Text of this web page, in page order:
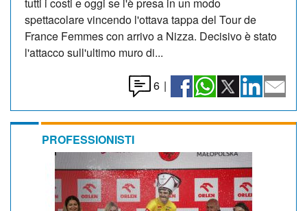
spettacolare vincendo l'ottava tappa del Tour de
France Femmes con arrivo a Nizza. Decisivo è stato
l'attacco sull'ultimo muro di...
6 |
PROFESSIONISTI